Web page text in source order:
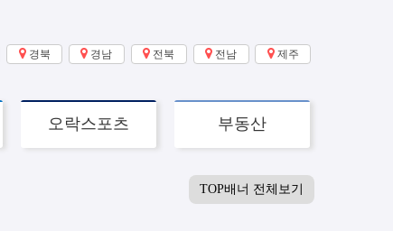
경북 경남 전북 전남 제주
오락스포츠 부동산
TOP배너 전체보기